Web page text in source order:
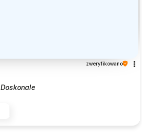
zweryfikowano
Doskonale